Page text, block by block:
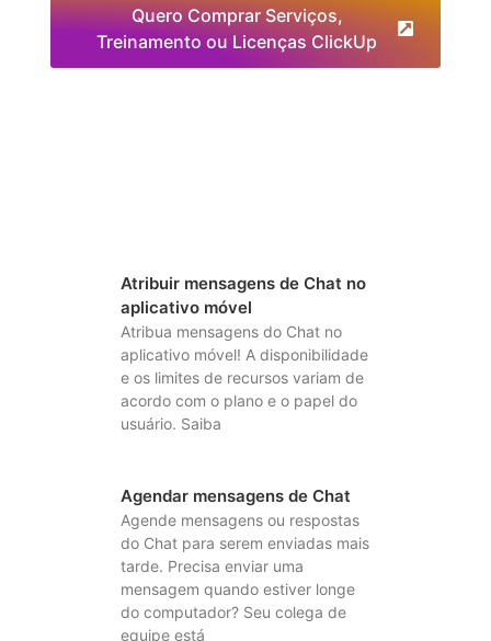
Quero Comprar Serviços,
Treinamento ou Licenças ClickUp
Atribuir mensagens de Chat no
aplicativo móvel
Atribua mensagens do Chat no
aplicativo móvel! A disponibilidade
e os limites de recursos variam de
acordo com o plano e o papel do
usuário. Saiba
Agendar mensagens de Chat
Agende mensagens ou respostas
do Chat para serem enviadas mais
tarde. Precisa enviar uma
mensagem quando estiver longe
do computador? Seu colega de
equipe está